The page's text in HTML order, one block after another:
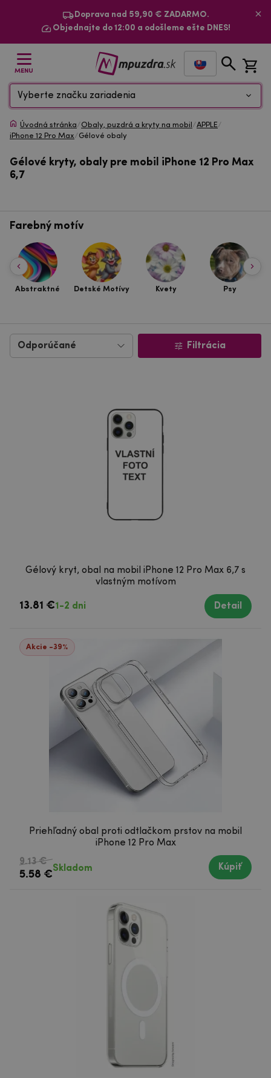
Doprava nad 59,90 € ZADARMO.
Objednajte do 12:00 a odošleme ešte DNES!
MENU
Vyberte značku zariadenia
Úvodná stránka/Obaly, puzdrá a kryty na mobil /APPLE/
iPhone 12 Pro Max/Gélové obaly
Gélové kryty, obaly pre mobil iPhone 12 Pro Max
6,7
Gélový kryt, obal na mobil iPhone 12 Pro Max 6,7 s
vlastným motívom
13.81 €1-2 dni Detail
Akcie -39%
Priehľadný obal proti odtlačkom prstov na mobil
iPhone 12 Pro Max
9.13 €
5.58 €
Skladom Kúpiť
Farebný motív
Abstraktné Detské Motívy Kvety Psy
Filtrácia